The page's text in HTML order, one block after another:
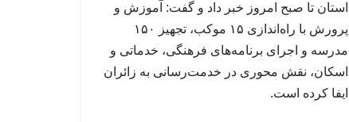
استان تا صبح امروز خبر داد و گفت: آموزش و
پرورش با راه‌اندازی ۱۵ موکب، تجهیز ۱۵۰
مدرسه و اجرای برنامه‌های فرهنگی، خدماتی و
اسکان، نقش محوری در خدمت‌رسانی به زائران
ایفا کرده است.